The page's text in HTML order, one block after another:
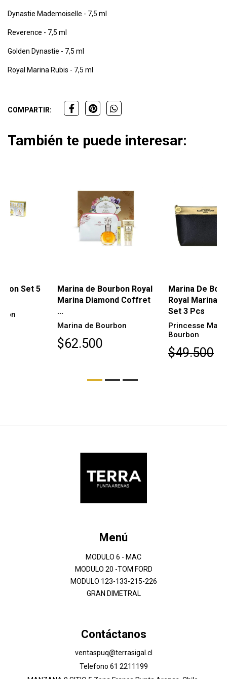
Dynastie Mademoiselle - 7,5 ml
Reverence - 7,5 ml
Golden Dynastie - 7,5 ml
Royal Marina Rubis - 7,5 ml
COMPARTIR:
También te puede interesar:
Marina de Bourbon Royal
Marina Diamond Coffret
...
Marina de Bourbon
Marina De Bourbon
Royal Marina Diamond
Princesse Marina De
Menú
MODULO 6 - MAC
MODULO 20 -TOM FORD
MODULO 123-133-215-226
GRAN DIMETRAL
Contáctanos
ventaspuq@terrasigal.cl
Telefono 61 2211199